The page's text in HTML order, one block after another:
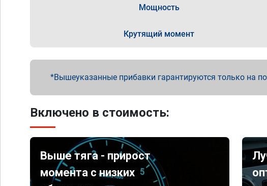
Мощность
Крутящий момент
Вышеуказанные прибавки гарантируются только на
Включено в стоимость:
Выше тяга - прирост
момента с низких